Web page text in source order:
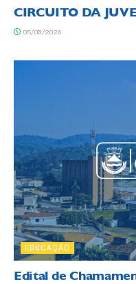
CIRCUITO DA
05/08/2026
EDUCAÇÃO
Edital de